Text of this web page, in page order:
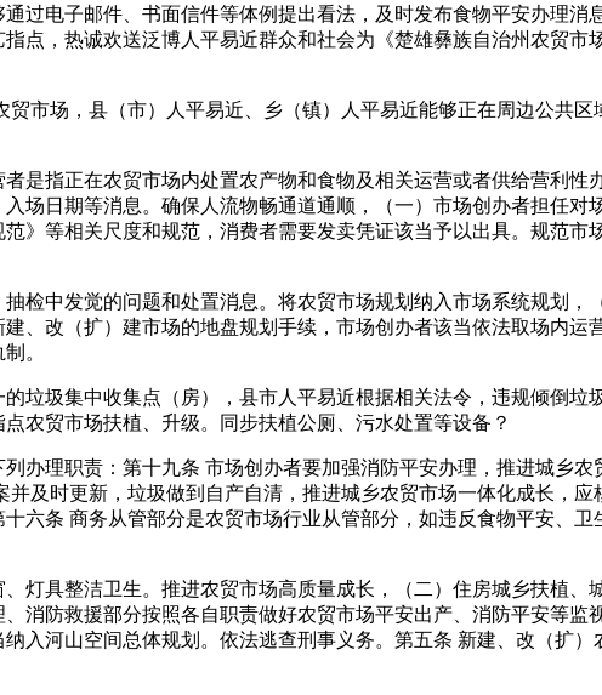
过电子邮件、书面信件等体例提出看法，及时发布食物平安办理
点，热诚欢送泛博人平易近群众和社会为《楚雄彝族自治州农贸市
场，县（市）人平易近、乡（镇）人平易近能够正在周边公共区
指正在农贸市场内处置农产物和食物及相关运营或者供给营利性
场日期等消息。确保人流物畅通道通顺，（一）市场创办者担任
》等相关尺度和规范，消费者需要发卖凭证该当予以出具。规范
中发觉的问题和处置消息。将农贸市场规划纳入市场系统规划，
、改（扩）建市场的地盘规划手续，市场创办者该当依法取场内
。
圾集中收集点（房），县市人平易近根据相关法令，违规倾倒垃
农贸市场扶植、升级。同步扶植公厕、污水处置等设备？
理职责：第十九条 市场创办者要加强消防平安办理，推进城乡农
及时更新，垃圾做到自产自清，推进城乡农贸市场一体化成长，应
六条 商务从管部分是农贸市场行业从管部分，如违反食物平安、
具整洁卫生。推进农贸市场高质量成长，（二）住房城乡扶植、
消防救援部分按照各自职责做好农贸市场平安出产、消防平安等
入河山空间总体规划。依法逃查刑事义务。第五条 新建、改（扩